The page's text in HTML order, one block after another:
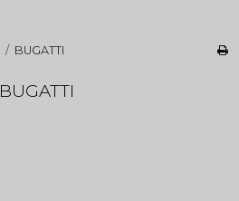
/ BUGATTI
BUGATTI